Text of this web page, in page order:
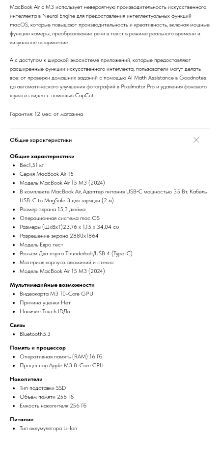
MacBook Air с M3 использует невероятную производительность искусственного
интеллекта в Neural Engine для предоставления интеллектуальных функций
macOS, которые повышают производительность и креативность, включая мощные
функции камеры, преобразование речи в текст в режиме реального времени и
визуальное оформление.
А с доступом к широкой экосистеме приложений, которые предоставляют
расширенные функции искусственного интеллекта, пользователи могут делать
все: от проверки домашних заданий с помощью AI Math Assistance в Goodnotes
до автоматического улучшения фотографий в Pixelmator Pro и удаления фонового
шума из видео с помощью CapCut.
Гарантия: 12 мес. от магазина
Общие характеристики
Общие характеристики
Вес1,51 кг
Серия MacBook Air 15
Модель MacBook Air 15 M3 (2024)
В комплекте MacBook Air, Адаптер питания USB‑C мощностью 35 Вт, Кабель
USB-C to MagSafe 3 для зарядки (2 м)
Размер экрана 15,3 дюйма
Операционная система mac OS
Размеры (ШxВxТ)23,76 х 1,15 х 34,04 см
Разрешение экрана 2880x1864
Модель Евро тест
Разъём Два порта Thunderbolt/USB 4 (Type-C)
Материал корпуса алюминий и стекло
Модель MacBook Air 15 M3 (2024)
Мультимедийные возможности
Видеокарта M3 10-Core GPU
Причина уценки Нет
Наличие Touch IDДа
Связь
Bluetooth5.3
Память и процессор
Оперативная память (RAM) 16 Гб
Процессор Apple M3 8-Core CPU
Накопители
Тип подставки SSD
Объем памяти 256 Гб
Емкость накопителя 256 Гб
Питание
Тип аккумулятора Li-Ion